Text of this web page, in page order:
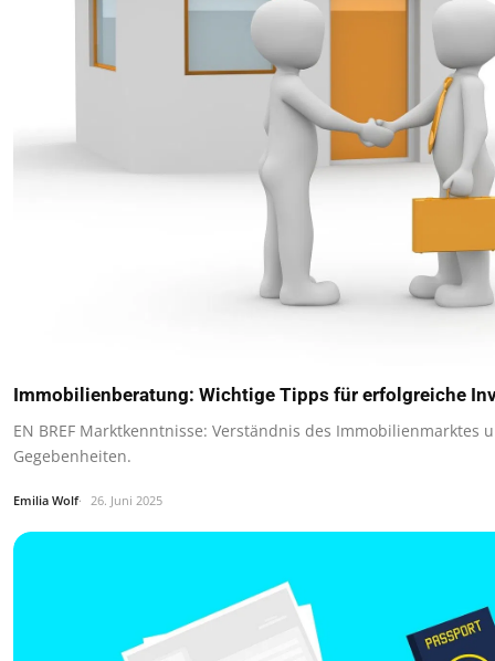
Immobilienberatung: Wichtige Tipps für erfolgreiche
EN BREF Marktkenntnisse: Verständnis des Immobilienmarktes
Gegebenheiten.
Emilia Wolf 26. Juni 2025